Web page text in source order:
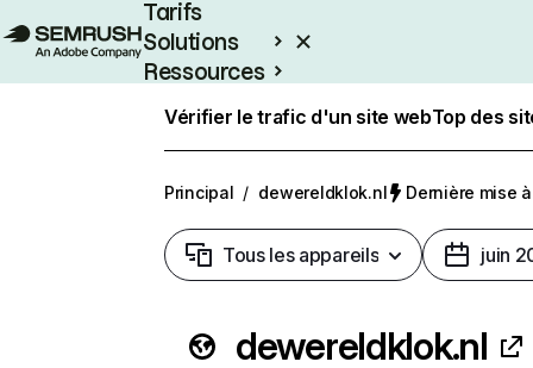
Tarifs
Solutions
Ressources
Vérifier le trafic d'un site webTop des
Principal / dewereldklok.nl Dernière mise
Tous les appareils juin
dewereldklok.nl